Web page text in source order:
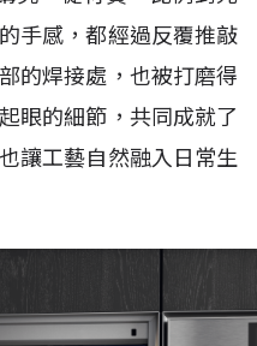
手感，都經過反覆推敲
的焊接處，也被打磨得
眼的細節，共同成就了
讓工藝自然融入日常生